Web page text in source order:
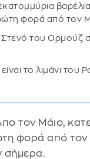
φορά από τον
του Ορμούζ
το λιμάνι του
τον Μάιο,
φορά από
σήμερα.